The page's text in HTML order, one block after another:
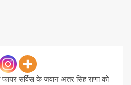
फायर सर्विस के जवान अतर सिंह राणा को